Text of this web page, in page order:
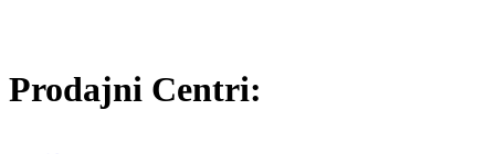
Prodajni Centri: